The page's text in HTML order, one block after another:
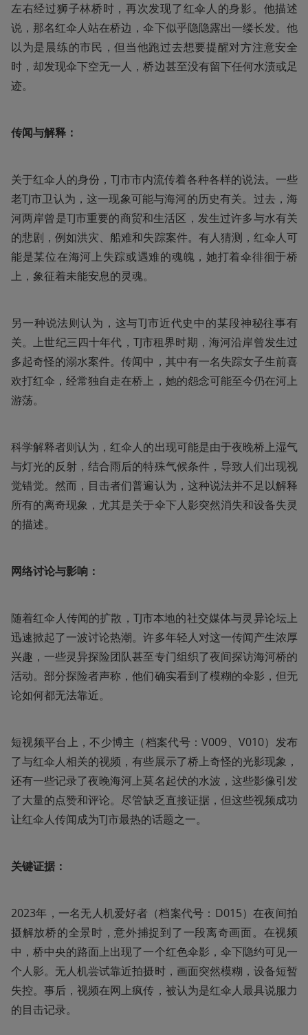
左右经过狮子林桥时，再次发现了红伞人的身影。他描述
说，那名红伞人站在桥边，伞下似乎隐隐露出一缕长发。他
以为是晨练的市民，但当他跑过去想要提醒对方注意安全
时，却发现伞下空无一人，桥边甚至没有留下任何水渍或足
迹。
传闻与解释：
关于红伞人的身份，TJ市市内流传着各种各样的说法。一些
老TJ市卫认为，这一现象可能与海河的历史有关。过去，海
河两岸曾是TJ市重要的商贸和生活区，发生过许多与水有关
的悲剧，例如洪灾、船难和失踪案件。有人猜测，红伞人可
能是某位在海河上失踪或遇难的魂魄，她打着伞徘徊于桥
上，象征着未能安息的灵魂。
另一种说法则认为，这与TJ市近代史中的某段神秘往事有
关。上世纪三四十年代，TJ市租界时期，海河沿岸曾发生过
多起奇怪的溺水案件。传闻中，其中有一名失踪女子生前喜
欢打红伞，经常独自走在桥上，她的怨念可能至今仍在河上
游荡。
科学解释者则认为，红伞人的出现可能是由于夜晚桥上湿气
与灯光的反射，结合雨后的特殊气候条件，导致人们出现视
觉错觉。然而，目击者们普遍认为，这种说法并不足以解释
所有的离奇现象，尤其是关于伞下人影突然消失和设备失灵
的描述。
网络讨论与影响：
随着红伞人传闻的扩散，TJ市本地的社交媒体与灵异论坛上
迅速掀起了一波讨论热潮。许多年轻人对这一传闻产生浓厚
兴趣，一些灵异探险团队甚至专门组织了夜间探访海河桥的
活动。部分探险者声称，他们确实看到了模糊的伞影，但无
论如何都无法靠近。
短视频平台上，不少博主（档案代号：V009、V010）发布
了与红伞人相关的视频，有些展示了桥上奇怪的光影现象，
还有一些记录了夜晚海河上莫名起伏的水波，这些影像引发
了大量的点赞和评论。尽管缺乏直接证据，但这些视频成功
让红伞人传闻成为TJ市最热的话题之一。
关键证据：
2023年，一名无人机爱好者（档案代号：D015）在夜间拍
摄解放桥的全景时，意外捕捉到了一段离奇画面。在视频
中，桥中央的路面上出现了一个红色伞影，伞下隐约可见一
个人影。无人机尝试靠近拍摄时，画面突然模糊，设备短暂
失控。事后，视频在网上疯传，被认为是红伞人最具说服力
的目击记录。